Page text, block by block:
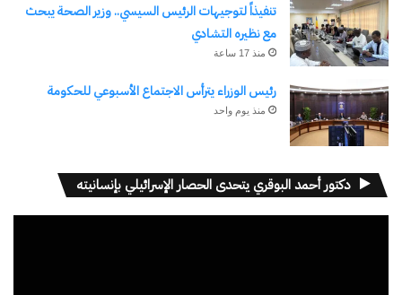
تنفيذاً لتوجيهات الرئيس السيسي.. وزير الصحة يبحث
مع نظيره التشادي
منذ 17 ساعة
رئيس الوزراء يترأس الاجتماع الأسبوعي للحكومة
منذ يوم واحد
دكتور أحمد البوقري يتحدى الحصار الإسرائيلي بإنسانيته